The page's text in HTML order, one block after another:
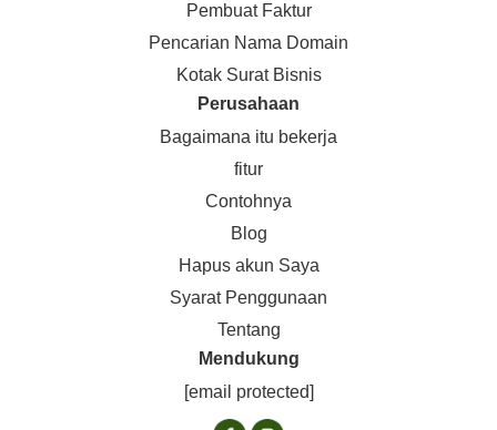
Pembuat Faktur
Pencarian Nama Domain
Kotak Surat Bisnis
Perusahaan
Bagaimana itu bekerja
fitur
Contohnya
Blog
Hapus akun Saya
Syarat Penggunaan
Tentang
Mendukung
[email protected]